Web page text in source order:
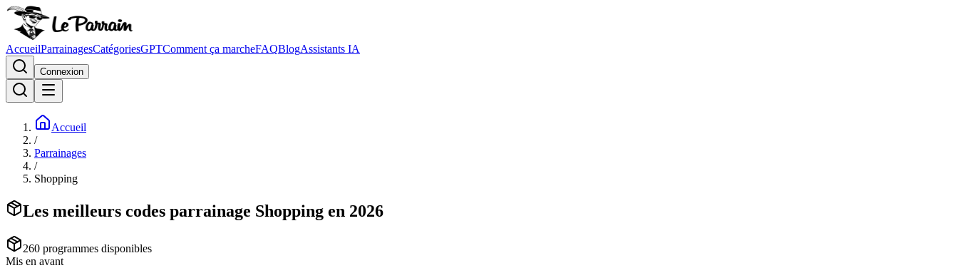
AccueilParrainagesCatégoriesGPTComment ça marcheFAQBlogAssistants IA
Connexion
Accueil
/
Parrainages
/
Shopping
Les meilleurs codes parrainage Shopping en 2026
260 programmes disponibles
Mis en avant